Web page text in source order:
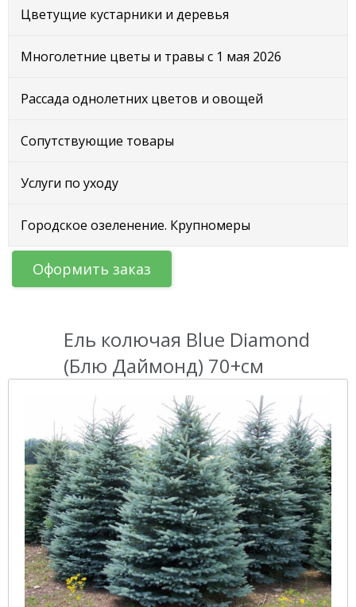
Цветущие кустарники и деревья
Многолетние цветы и травы с 1 мая 2026
Рассада однолетних цветов и овощей
Сопутствующие товары
Услуги по уходу
Городское озеленение. Крупномеры
Оформить заказ
Ель колючая Blue Diamond
(Блю Даймонд) 70+см